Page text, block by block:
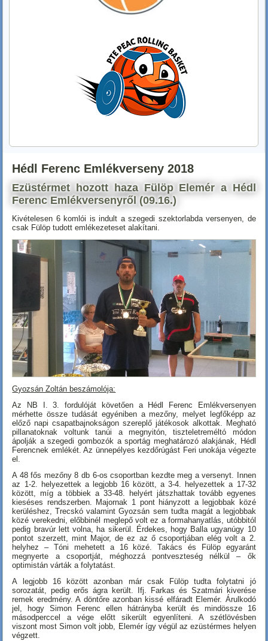
Hédl Ferenc Emlékverseny 2018
Ezüstérmet hozott haza Fülöp Elemér a Hédl
Ferenc Emlékversenyről (09.16.)
Kivételesen 6 komlói is indult a szegedi szektorlabda versenyen, de
csak Fülöp tudott emlékezeteset alakítani.
Gyozsán Zoltán beszámolója:
Az NB I. 3. fordulóját követően a Hédl Ferenc Emlékversenyen
mérhette össze tudását egyéniben a mezőny, melyet legfőképp az
előző napi csapatbajnokságon szereplő játékosok alkottak. Megható
pillanatoknak voltunk tanúi a megnyitón, tiszteletreméltó módon
ápolják a szegedi gombozók a sportág meghatározó alakjának, Hédl
Ferencnek emlékét. Az ünnepélyes kezdőrúgást Feri unokája végezte
el.
A 48 fős mezőny 8 db 6-os csoportban kezdte meg a versenyt. Innen
az 1-2. helyezettek a legjobb 16 között, a 3-4. helyezettek a 17-32
között, míg a többiek a 33-48. helyért játszhattak tovább egyenes
kieséses rendszerben. Majornak 1 pont hiányzott a legjobbak közé
kerüléshez, Trecskó valamint Gyozsán sem tudta magát a legjobbak
közé verekedni, előbbinél meglepő volt ez a formahanyatlás, utóbbitól
pedig bravúr lett volna, ha sikerül. Érdekes, hogy Balla ugyanúgy 10
pontot szerzett, mint Major, de ez az ő csoportjában elég volt a 2.
helyhez – Tóni mehetett a 16 közé. Takács és Fülöp egyaránt
megnyerte a csoportját, méghozzá pontveszteség nélkül – ők
optimistán várták a folytatást.
A legjobb 16 között azonban már csak Fülöp tudta folytatni jó
sorozatát, pedig erős ágra került. Ifj. Farkas és Szatmári kiverése
remek eredmény. A döntőre azonban kissé elfáradt Elemér. Árulkodó
jel, hogy Simon Ferenc ellen hátrányba került és mindössze 16
másodperccel a vége előtt sikerült egyenlíteni. A szétlövésben
viszont most Simon volt jobb, Elemér így végül az ezüstérmes helyen
végzett.